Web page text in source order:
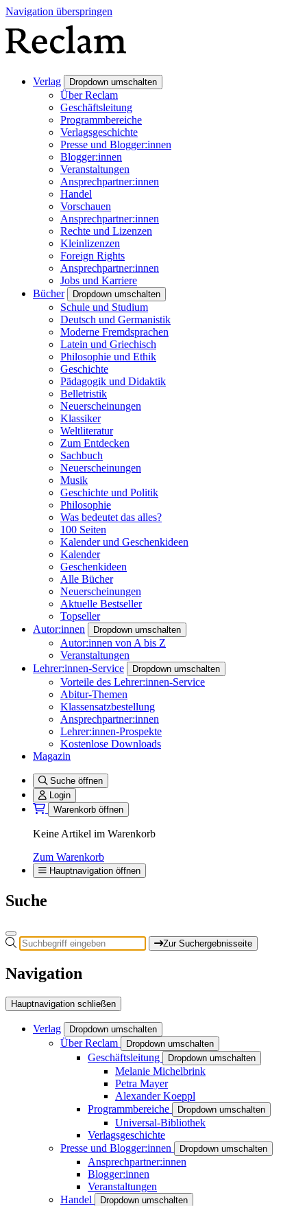
Navigation überspringen
Verlag Dropdown umschalten
Über Reclam
Geschäftsleitung
Programmbereiche
Verlagsgeschichte
Presse und Blogger:innen
Blogger:innen
Veranstaltungen
Ansprechpartner:innen
Handel
Vorschauen
Ansprechpartner:innen
Rechte und Lizenzen
Kleinlizenzen
Foreign Rights
Ansprechpartner:innen
Jobs und Karriere
Bücher
Dropdown umschalten
Schule und Studium
Deutsch und Germanistik
Moderne Fremdsprachen
Latein und Griechisch
Philosophie und Ethik
Geschichte
Pädagogik und Didaktik
Belletristik
Neuerscheinungen
Klassiker
Weltliteratur
Zum Entdecken
Sachbuch
Neuerscheinungen
Musik
Geschichte und Politik
Philosophie
Was bedeutet das alles?
100 Seiten
Kalender und Geschenkideen
Kalender
Geschenkideen
Alle Bücher
Neuerscheinungen
Aktuelle Bestseller
Topseller
Autor:innen
Dropdown umschalten
Autor:innen von A bis Z
Veranstaltungen
Lehrer:innen-Service
Dropdown umschalten
Vorteile des Lehrer:innen-Service
Abitur-Themen
Klassensatzbestellung
Ansprechpartner:innen
Lehrer:innen-Prospekte
Kostenlose Downloads
Magazin
Suche öffnen
Login
Warenkorb öffnen
Keine Artikel im Warenkorb
Zum Warenkorb
Hauptnavigation öffnen
Suche
Zur Suchergebnisseite
Navigation
Hauptnavigation schließen
Verlag Dropdown umschalten
Über Reclam Dropdown umschalten
Geschäftsleitung Dropdown umschalten
Melanie Michelbrink
Petra Mayer
Alexander Koeppl
Programmbereiche
Dropdown umschalten
Universal-Bibliothek
Verlagsgeschichte
Presse und Blogger:innen
Dropdown umschalten
Ansprechpartner:innen
Blogger:innen
Veranstaltungen
Handel
Dropdown umschalten